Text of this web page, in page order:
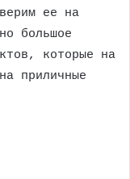
ее на
большое
которые на
приличные